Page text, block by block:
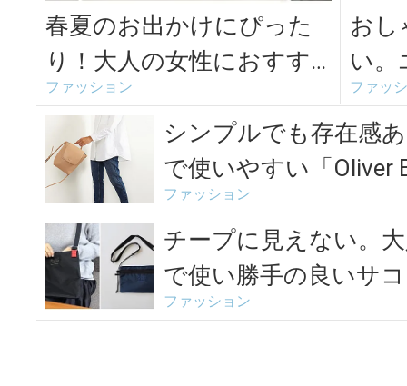
春夏のお出かけにぴった
り！大人の女性におすす
めな、一味ちがうショル
ダーバッグ特集
ファッション
おし
い。
使え
ファッ
シンプルでも存在感
で使いやすい「Oliver
ファッション
チープに見えない。
で使い勝手の良いサ
ファッション